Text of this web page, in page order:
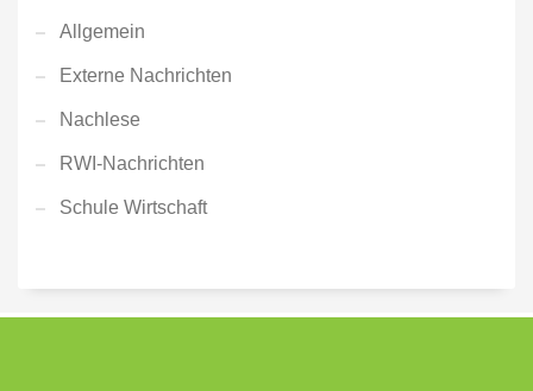
Allgemein
Externe Nachrichten
Nachlese
RWI-Nachrichten
Schule Wirtschaft